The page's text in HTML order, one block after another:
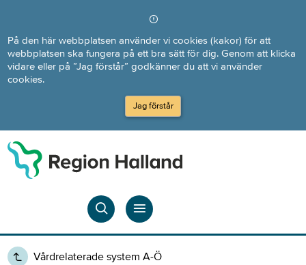
På den här webbplatsen använder vi cookies (kakor) för att
webbplatsen ska fungera på ett bra sätt för dig. Genom att klicka
vidare eller på ”Jag förstår” godkänner du att vi använder
cookies.
Jag förstår
Vårdrelaterade system A-Ö